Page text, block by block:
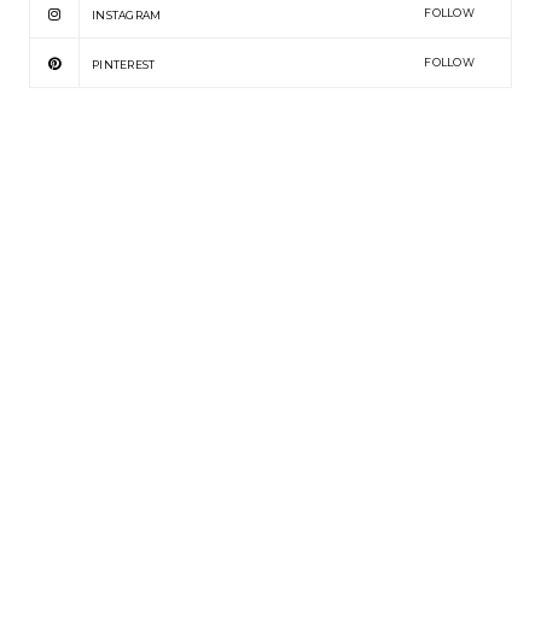
INSTAGRAM FOLLOW
PINTEREST FOLLOW